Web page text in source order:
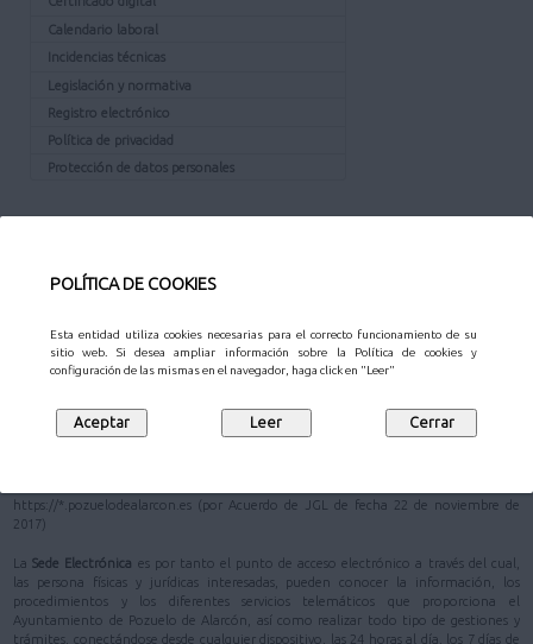
POLÍTICA DE COOKIES
Esta entidad utiliza cookies necesarias para el correcto funcionamiento de su
sitio web. Si desea ampliar información sobre la Política de cookies y
configuración de las mismas en el navegador, haga click en "Leer"
Calendario laboral
Incidencias técnicas
Legislación y normativa
Registro electrónico
Política de privacidad
Protección de datos personales
Sede Electrónica del Ayuntamiento de Pozuelo de Alarcón está definida en su
Reglamento de Administración Electrónica
prioriza la actuación administrativa automatizada (artículo 41) y se apuesta
eficacia y eficiencia en el uso racional y adecuado de los recursos públicos; y como
garantista de una mayor seguridad jurídica de los administrados (artículo 3)
https://*.pozuelodealarcon.es (por Acuerdo de JGL de fecha 22 de noviembre de
2017)
LaSede Electrónica es por tanto el punto de acceso electrónico a través del cual,
las persona físicas y jurídicas interesadas, pueden conocer la información, los
procedimientos y los diferentes servicios telemáticos que proporciona el
Ayuntamiento de Pozuelo de Alarcón, así como realizar todo tipo de gestiones y
trámites, conectándose desde cualquier dispositivo, las 24 horas al día, los 7 días de